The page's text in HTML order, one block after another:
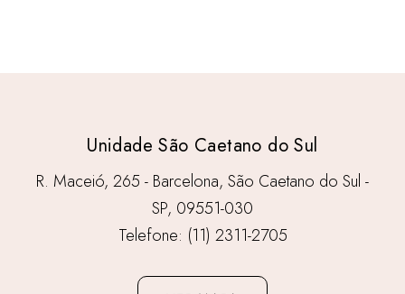
Unidade São Caetano do Sul
R. Maceió, 265 - Barcelona, São Caetano do Sul -
SP, 09551-030
Telefone: (11) 2311-2705